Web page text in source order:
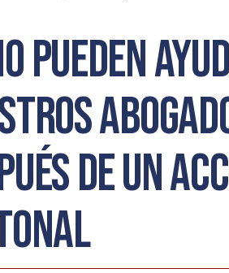
pueden
de un